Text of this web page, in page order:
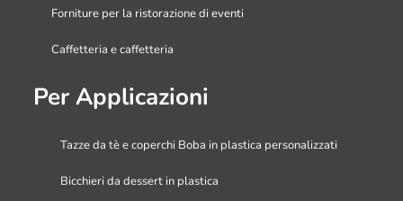
Forniture per la ristorazione di eventi
Caffetteria e caffetteria
Per Applicazioni
Tazze da tè e coperchi Boba in plastica personalizzati
Bicchieri da dessert in plastica